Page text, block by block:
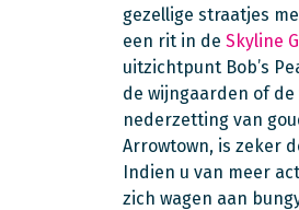
gezellige straatjes
een rit in de Skyline
uitzichtpunt Bob’s
de wijngaarden of de
nederzetting van
Arrowtown, is zeker
Indien u van meer
zich wagen aan